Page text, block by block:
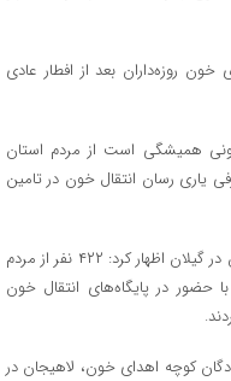
روزه‌داران بعد از افطار عادی
همیشگی است از مردم استان
یاری رسان انتقال خون در تامین
دکتر ایزدی پور ضمن قدردانی از اهداکنندگان خون در گیلان اظهار کرد: ۴۲۲ نفر از مردم
حضور در پایگاه‌های انتقال خون
کوچه اهدای خون، لاهیجان در